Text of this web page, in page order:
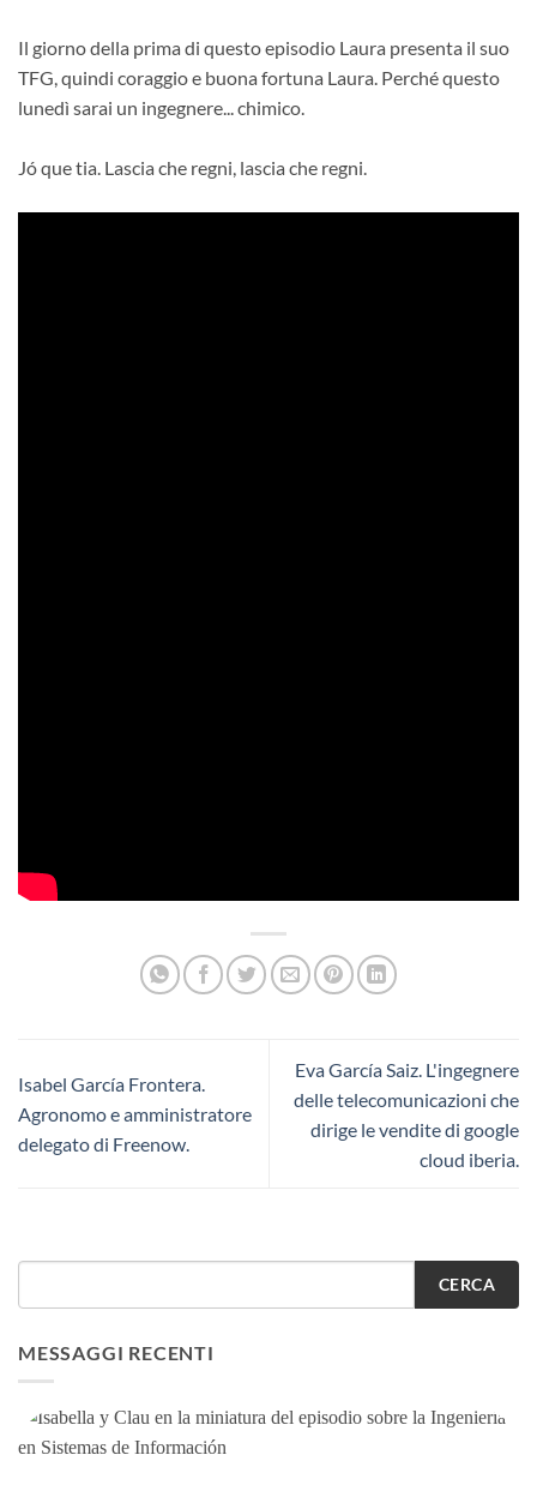
Il giorno della prima di questo episodio Laura presenta il suo
TFG, quindi coraggio e buona fortuna Laura. Perché questo
lunedì sarai un ingegnere... chimico.
Jó que tia. Lascia che regni, lascia che regni.
Isabel García Frontera.
Agronomo e amministratore
delegato di Freenow.
Eva García Saiz. L'ingegnere
delle telecomunicazioni che
dirige le vendite di google
cloud iberia.
CERCA
MESSAGGI RECENTI